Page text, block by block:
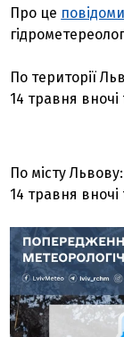
Про це
По території
14 травня
По місту Львову:
14 травня